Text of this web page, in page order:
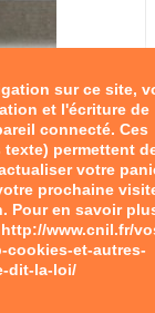
sur ce site,
et l'écriture de
connecté. Ces
permettent
votre
prochaine
Pour en savoir
www.cnil.fr/
et-autres-
dit-la-loi/